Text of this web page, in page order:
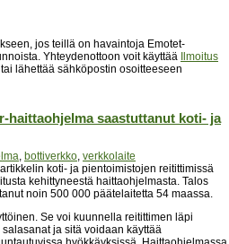
jos teillä on havaintoja Emotet-
Yhteydenottoon voit käyttää Ilmoitus
lähettää sähköpostin osoitteeseen
haittaohjelma saastuttanut koti- ja
, bottiverkko, verkkolaite
koti- ja pientoimistojen reitittimissä
kehittyneestä haittaohjelmasta. Talos
noin 500 000 päätelaitetta 54 maassa.
Se voi kuunnella reitittimen läpi
ja sitä voidaan käyttää